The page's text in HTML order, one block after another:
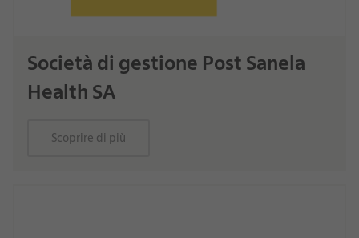
Società di gestione Post Sanela
Health SA
Scoprire di più